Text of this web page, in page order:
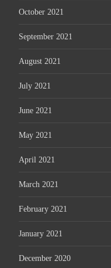
October 2021
September 2021
August 2021
July 2021
June 2021
May 2021
April 2021
March 2021
February 2021
January 2021
December 2020